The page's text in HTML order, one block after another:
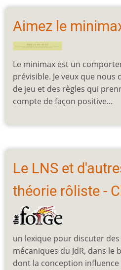
Aimez le
Le minimax est un
prévisible. Je veux que nous
de jeu et des règles qui
compte de façon positive...
Le LNS et
théorie rôliste -
un lexique pour discuter
mécaniques du JdR, dans
dont la conception influence